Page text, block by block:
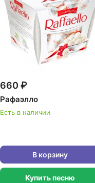
660 ₽
Рафаэлло
Есть в наличии
В корзину
Купить песню